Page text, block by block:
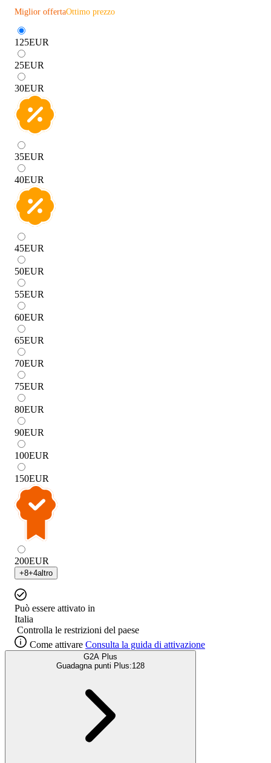
Miglior offertaOttimo prezzo
125EUR
25EUR
30EUR
35EUR
40EUR
45EUR
50EUR
55EUR
60EUR
65EUR
70EUR
75EUR
80EUR
90EUR
100EUR
150EUR
200EUR
+8+4altro
Può essere attivato in
Italia
Controlla le restrizioni del paese
Come attivare Consulta la guida di attivazione
G2A Plus
Guadagna punti Plus:128